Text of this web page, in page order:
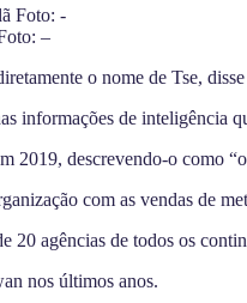
–
o nome de Tse,
informações de inteligência
2019, descrevendo-o como
com as vendas de
agências de todos os
nos últimos anos.